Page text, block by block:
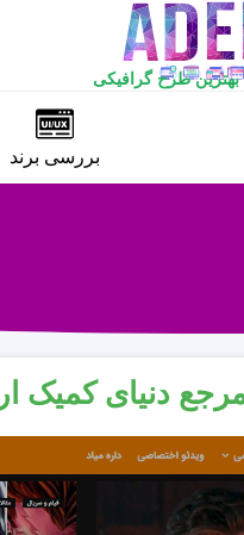
بهترین طرح گرافیکی
بررسی برند
دنیای کمیک